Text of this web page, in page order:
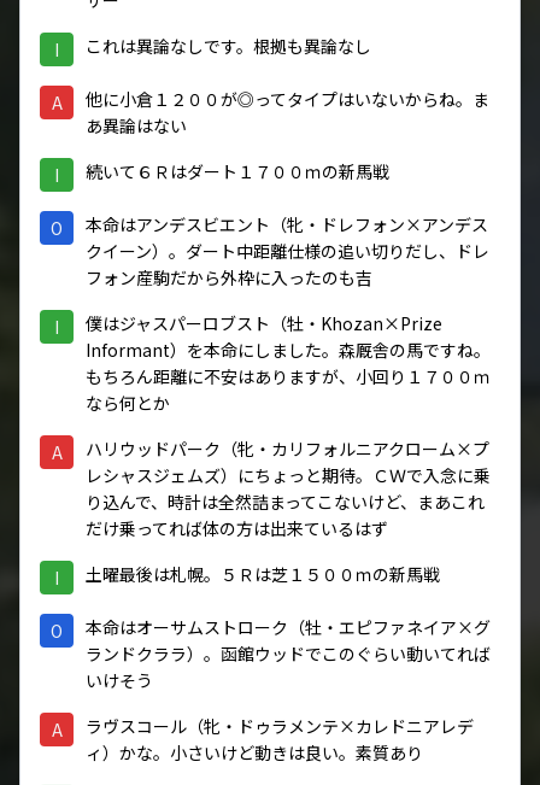
I これは異論なしです。根拠も異論なし
A
他に小倉１２００が◎ってタイプはいないからね。ま
あ異論はない
I 続いて６Ｒはダート１７００ｍの新馬戦
O
本命はアンデスビエント（牝・ドレフォン×アンデス
クイーン）。ダート中距離仕様の追い切りだし、ドレ
フォン産駒だから外枠に入ったのも吉
I
僕はジャスパーロブスト（牡・Khozan×Prize
Informant）を本命にしました。森厩舎の馬ですね。
もちろん距離に不安はありますが、小回り１７００ｍ
なら何とか
A
ハリウッドパーク（牝・カリフォルニアクローム×プ
レシャスジェムズ）にちょっと期待。ＣＷで入念に乗
り込んで、時計は全然詰まってこないけど、まあこれ
だけ乗ってれば体の方は出来ているはず
I 土曜最後は札幌。５Ｒは芝１５００ｍの新馬戦
O
本命はオーサムストローク（牡・エピファネイア×グ
ランドクララ）。函館ウッドでこのぐらい動いてれば
いけそう
A
ラヴスコール（牝・ドゥラメンテ×カレドニアレデ
ィ）かな。小さいけど動きは良い。素質あり